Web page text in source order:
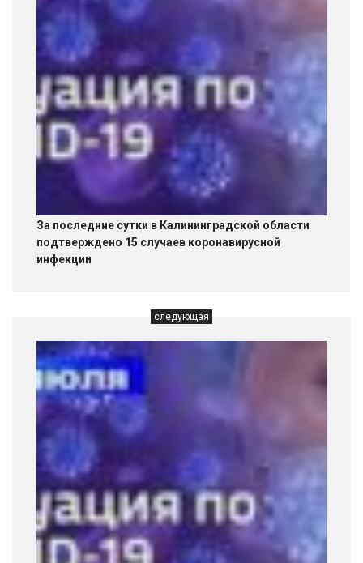
За последние сутки в Калининградской области
подтверждено 15 случаев коронавирусной
инфекции
следующая